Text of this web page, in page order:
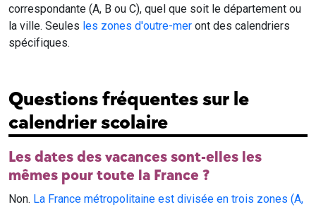
correspondante (A, B ou C), quel que soit le département ou
la ville. Seules les zones d'outre-mer ont des calendriers
spécifiques.
Questions fréquentes sur le
calendrier scolaire
Les dates des vacances sont-elles les
mêmes pour toute la France ?
Non. La France métropolitaine est divisée en trois zones (A,